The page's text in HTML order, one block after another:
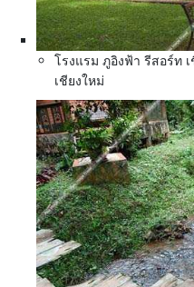
โรงแรม ภูอิงฟ้า รีสอร์ท
เชียงใหม่